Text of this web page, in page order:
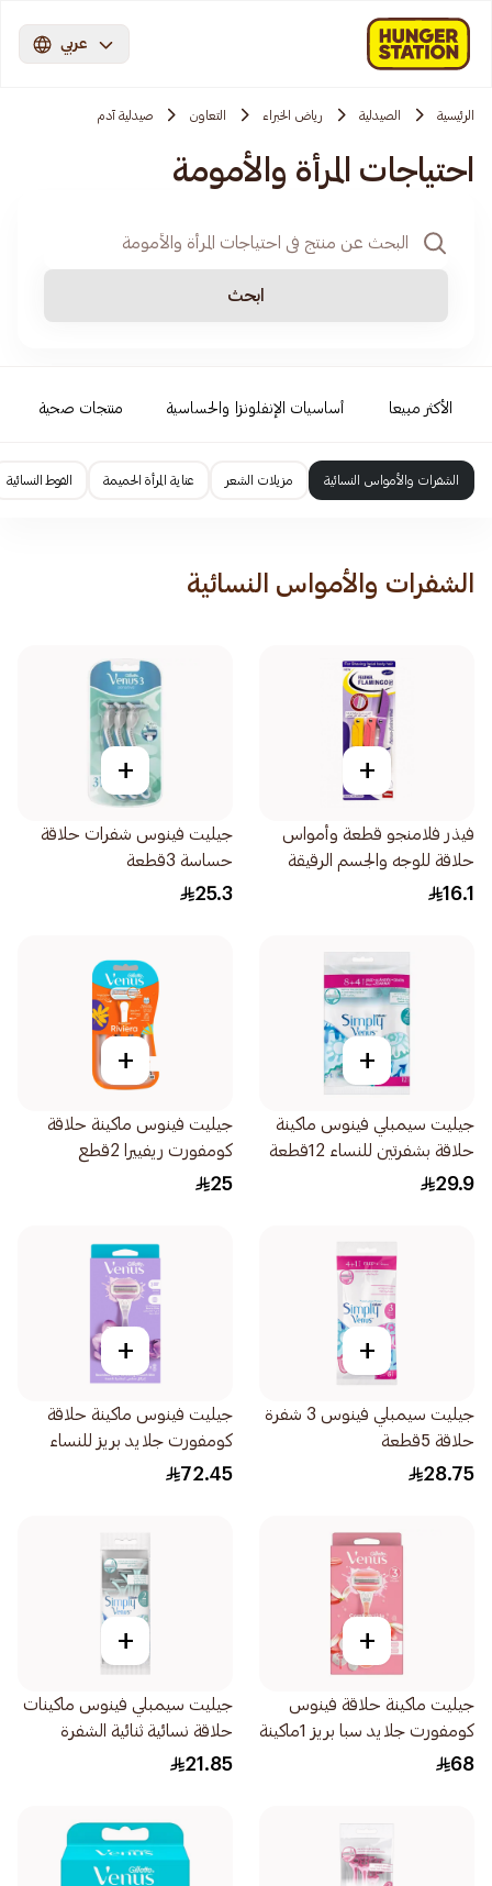
عربي
الرئيسية الصيدلية رياض الخبراء التعاون صيدلية آدم
احتياجات المرأة والأمومة
ابحث
الأكثر مبيعا أساسيات الإنفلونزا والحساسية منتجات صحية
الشفرات والأمواس النسائية مزيلات الشعر عناية المرأة الحميمة الفوط النسائية
الشفرات والأمواس النسائية
+
فيذر فلامنجو قطعة وأمواس
حلاقة للوجه والجسم الرقيقة
1قطعة16.1
+
جيليت فينوس شفرات حلاقة
حساسة 3قطعة
25.3
+
جيليت سيمبلي فينوس ماكينة
حلاقة بشفرتين للنساء 12قطعة
29.9
+
جيليت فينوس ماكينة حلاقة
كومفورت ريفييرا 2قطع
25
+
جيليت سيمبلي فينوس 3 شفرة
حلاقة 5قطعة
28.75
+
جيليت فينوس ماكينة حلاقة
كومفورت جلايد بريز للنساء
1قطعة
72.45
+
جيليت ماكينة حلاقة فينوس
كومفورت جلايد سبا بريز 1ماكينة
شفرتين 1قطعة
68
+
جيليت سيمبلي فينوس ماكينات
حلاقة نسائية ثنائية الشفرة
4قطع
21.85